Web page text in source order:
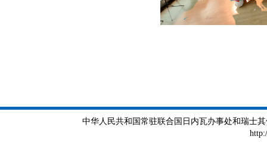
中华人民共和国常驻联合国日内瓦办事处和瑞士